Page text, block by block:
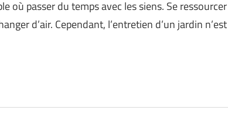
où passer du temps avec les siens. Se ressourcer
d’air. Cependant, l’entretien d’un jardin n’est